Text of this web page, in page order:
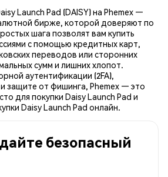
Launch Pad (DAISY) на Phemex —
бирже, которой доверяют по
шага позволят вам купить
с помощью кредитных карт,
переводов или сторонних
сумм и лишних хлопот.
аутентификации (2FA),
защите от фишинга, Phemex — это
для покупки Daisy Launch Pad и
Daisy Launch Pad онлайн.
безопасный